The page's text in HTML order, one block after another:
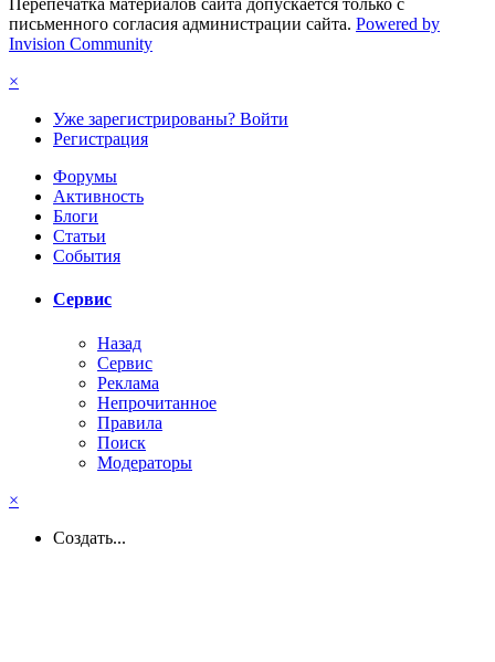
Перепечатка материалов сайта допускается только с
письменного согласия администрации сайта. Powered by
Invision Community
×
Уже зарегистрированы? Войти
Регистрация
Форумы
Активность
Блоги
Статьи
События
Сервис
Назад
Сервис
Реклама
Непрочитанное
Правила
Поиск
Модераторы
×
Создать...